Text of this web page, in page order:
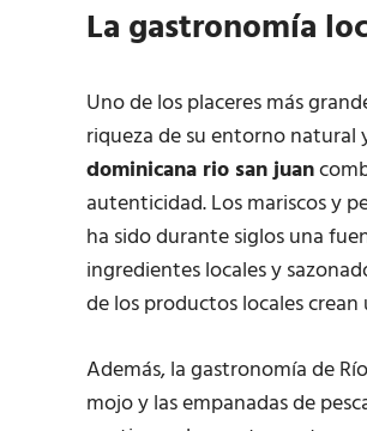
La gastronomía
Uno de los placeres más
riqueza de su entorno natural
dominicana rio san juan
autenticidad. Los mariscos y
ha sido durante siglos una
ingredientes locales y
de los productos locales
Además, la gastronomía de
mojo y las empanadas de